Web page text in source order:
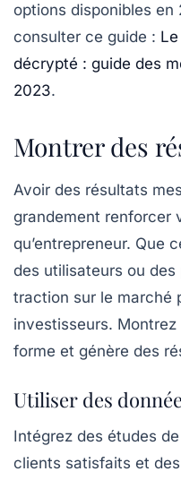
options disponibles
consulter ce guide :
décrypté : guide des
2023.
Montrer des
Avoir des résultats
grandement renforcer
qu’entrepreneur. Que
des utilisateurs ou
traction sur le marché
investisseurs.
forme et génère des
Utiliser des
Intégrez des études
clients satisfaits et